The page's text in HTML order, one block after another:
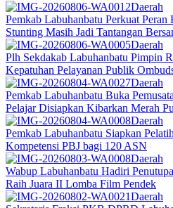
Daerah
Pemkab Labuhanbatu Perkuat
Stunting Masih Jadi Tantangan
Daerah
Plh Sekdakab Labuhanbatu Pimpin
Kepatuhan Pelayanan Publik
Daerah
Pemkab Labuhanbatu Buka
Pelajar Disiapkan Kibarkan Merah
Daerah
Pemkab Labuhanbatu Siapkan
Kompetensi PBJ bagi 120 ASN
Daerah
Wabup Labuhanbatu Hadiri
Raih Juara II Lomba Film Pendek
Daerah